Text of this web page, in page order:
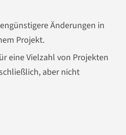
Änderungen in
Projekt.
eine Vielzahl von Projekten
aber nicht